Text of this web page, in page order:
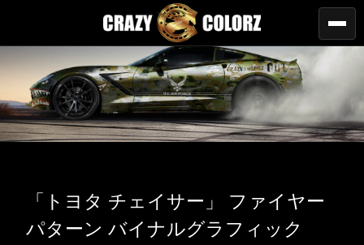
「トヨタ チェイサー」 ファイヤー
パターン バイナルグラフィック